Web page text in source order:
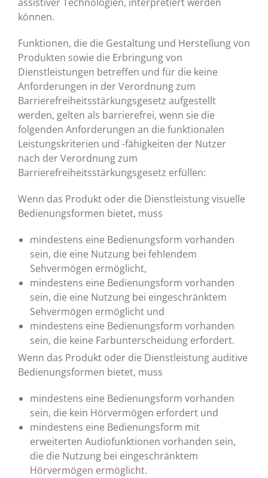
können.
Funktionen, die die Gestaltung und Herstellung von
Produkten sowie die Erbringung von
Dienstleistungen betreffen und für die keine
Anforderungen in der Verordnung zum
Barrierefreiheitsstärkungsgesetz aufgestellt
werden, gelten als barrierefrei, wenn sie die
folgenden Anforderungen an die funktionalen
Leistungskriterien und -fähigkeiten der Nutzer
nach der Verordnung zum
Barrierefreiheitsstärkungsgesetz erfüllen:
Wenn das Produkt oder die Dienstleistung visuelle
Bedienungsformen bietet, muss
mindestens eine Bedienungsform vorhanden
sein, die eine Nutzung bei fehlendem
Sehvermögen ermöglicht,
mindestens eine Bedienungsform vorhanden
sein, die eine Nutzung bei eingeschränktem
Sehvermögen ermöglicht und
mindestens eine Bedienungsform vorhanden
sein, die keine Farbunterscheidung erfordert.
Wenn das Produkt oder die Dienstleistung auditive
Bedienungsformen bietet, muss
mindestens eine Bedienungsform vorhanden
sein, die kein Hörvermögen erfordert und
mindestens eine Bedienungsform mit
erweiterten Audiofunktionen vorhanden sein,
die die Nutzung bei eingeschränktem
Hörvermögen ermöglicht.